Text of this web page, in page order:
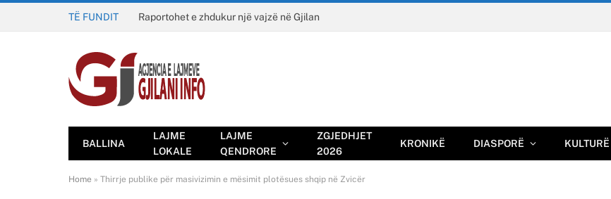
TË FUNDIT Raportohet e zhdukur një vajzë në Gjilan
BALLINA
LAJME
LOKALE
LAJME
QENDRORE
ZGJEDHJET
2026
KRONIKË DIASPORË KULTURË
Home » Thirrje publike për masivizimin e mësimit plotësues shqip në Zvicër